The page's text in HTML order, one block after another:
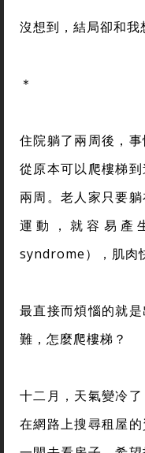
沒想到，結局卻和我
＊
住院躺了兩周後，
從原本可以爬樓梯
兩周。老人家只要
運動，就容易產
syndrome），肌肉
最直接而煩惱的就
難，怎麼爬樓梯？
十二月，天氣變冷
在網路上搜尋租屋